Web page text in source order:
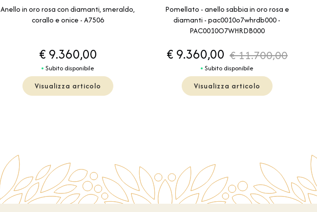
Anello in oro rosa con diamanti, smeraldo,
corallo e onice - A7506
€ 9.360,00
Subito disponibile
Visualizza articolo
Pomellato - anello sabbia in oro rosa e
diamanti - pac0010o7whrdb000 -
PAC0010O7WHRDB000
€ 9.360,00 € 11.700,00
Subito disponibile
Visualizza articolo